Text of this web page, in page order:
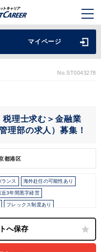
マイページ
No.ST0043278
税理士求む＞金融業
理部の求人）募集！
都港区
ンス 海外赴任の可能性あり
近3年間黒字経営
フレックス制度あり
力を活かす